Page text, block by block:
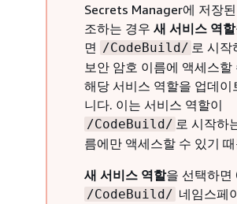
Secrets Manager에 저장
조하는 경우 새 서비스 역할
면 /CodeBuild/ 로 시작
보안 암호 이름에 액세스할
해당 서비스 역할을 업데이
니다. 이는 서비스 역할이
/CodeBuild/ 로 시작하
름에만 액세스할 수 있기
새 서비스 역할을 선택하면
/CodeBuild/ 네임스페